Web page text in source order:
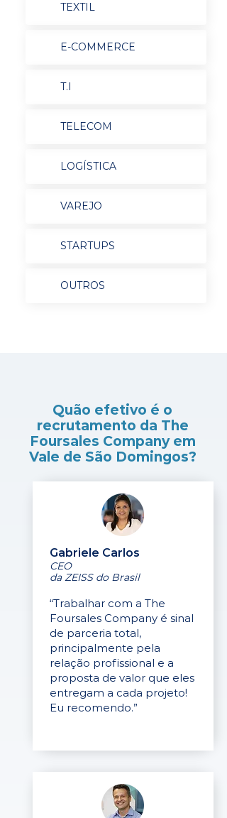
TEXTIL
E-COMMERCE
T.I
TELECOM
LOGÍSTICA
VAREJO
STARTUPS
OUTROS
Quão efetivo é o
recrutamento da The
Foursales Company em
Vale de São Domingos?
Gabriele Carlos
CEO
da ZEISS do Brasil
“Trabalhar com a The
Foursales Company é sinal
de parceria total,
principalmente pela
relação profissional e a
proposta de valor que eles
entregam a cada projeto!
Eu recomendo.”